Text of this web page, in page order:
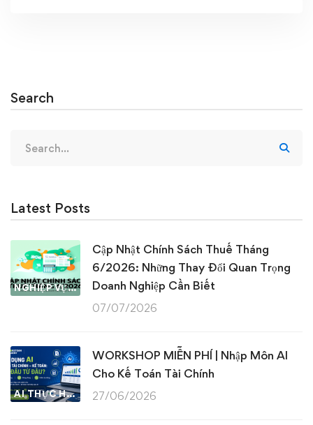
Search
for:
Latest Posts
NGHIỆP VỤ KẾ TOÁN & THUẾ
Cập Nhật Chính Sách Thuế Tháng
6/2026: Những Thay Đổi Quan Trọng
Doanh Nghiệp Cần Biết
07/07/2026
AI THỰC HÀNH
WORKSHOP MIỄN PHÍ | Nhập Môn AI
Cho Kế Toán Tài Chính
27/06/2026